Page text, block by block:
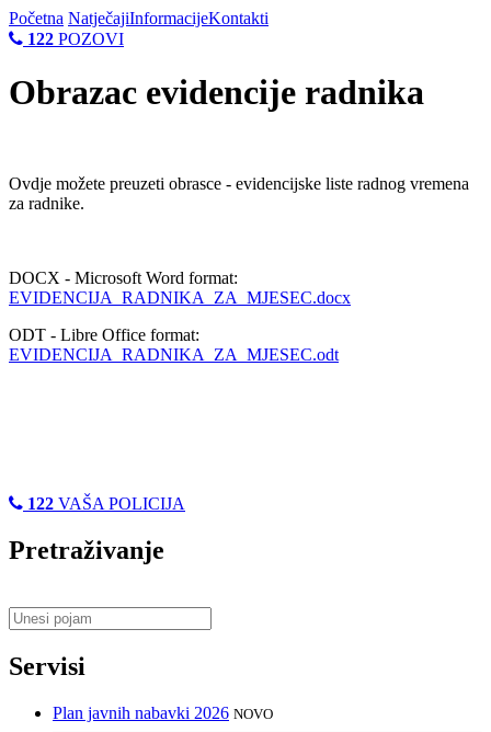
Početna NatječajiInformacijeKontakti
122 POZOVI
Obrazac evidencije radnika
Ovdje možete preuzeti obrasce - evidencijske liste radnog vremena
za radnike.
DOCX - Microsoft Word format:
EVIDENCIJA_RADNIKA_ZA_MJESEC.docx
ODT - Libre Office format:
EVIDENCIJA_RADNIKA_ZA_MJESEC.odt
122 VAŠA POLICIJA
Pretraživanje
Servisi
Plan javnih nabavki 2026 NOVO